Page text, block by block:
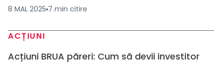
8 MAI, 2025 7 min citire
ACȚIUNI
Acțiuni BRUA păreri: Cum să devii investitor